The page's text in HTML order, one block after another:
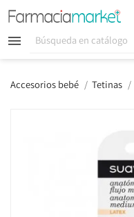
 
Accesorios bebé Tetinas